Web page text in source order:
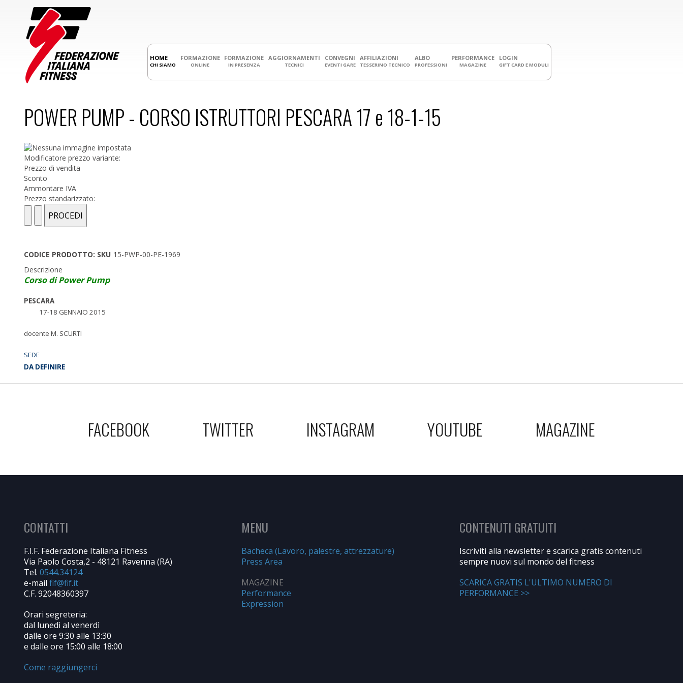
HOME
CHI SIAMO
FORMAZIONE
ONLINE
FORMAZIONE
IN PRESENZA
AGGIORNAMENTI
TECNICI
CONVEGNI
EVENTI GARE
AFFILIAZIONI
TESSERINO TECNICO
ALBO
PROFESSIONI
PERFORMANCE
MAGAZINE
LOGIN
GIFT CARD E MODULI
POWER PUMP - CORSO ISTRUTTORI PESCARA 17 e 18-1-15
Modificatore prezzo variante:
Prezzo di vendita
Sconto
Ammontare IVA
Prezzo standarizzato:
CODICE PRODOTTO: SKU 15-PWP-00-PE-1969
Descrizione
Corso di Power Pump
PESCARA
17-18 GENNAIO 2015
docente M. SCURTI
SEDE
DA DEFINIRE
FACEBOOK TWITTER INSTAGRAM YOUTUBE MAGAZINE
CONTATTI
F.I.F. Federazione Italiana Fitness
Via Paolo Costa,2 - 48121 Ravenna (RA)
Tel. 0544.34124
e-mail
C.F. 92048360397
Orari segreteria:
dal lunedì al venerdì
dalle ore 9:30 alle 13:30
e dalle ore 15:00 alle 18:00
Come raggiungerci
MENU
Bacheca (Lavoro, palestre, attrezzature)
Press Area
MAGAZINE
Performance
Expression
CONTENUTI GRATUITI
Iscriviti alla newsletter e scarica gratis contenuti
sempre nuovi sul mondo del fitness
SCARICA GRATIS L'ULTIMO NUMERO DI
PERFORMANCE >>